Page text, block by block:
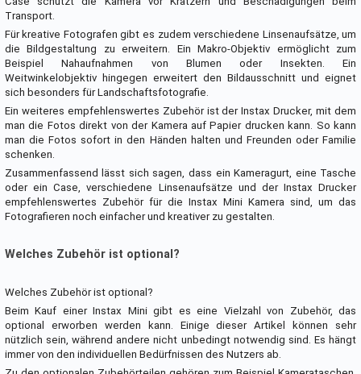
Transport.
Für kreative Fotografen gibt es zudem verschiedene Linsenaufsätze, um
die Bildgestaltung zu erweitern. Ein Makro-Objektiv ermöglicht zum
Beispiel Nahaufnahmen von Blumen oder Insekten. Ein
Weitwinkelobjektiv hingegen erweitert den Bildausschnitt und eignet
sich besonders für Landschaftsfotografie.
Ein weiteres empfehlenswertes Zubehör ist der Instax Drucker, mit dem
man die Fotos direkt von der Kamera auf Papier drucken kann. So kann
man die Fotos sofort in den Händen halten und Freunden oder Familie
schenken.
Zusammenfassend lässt sich sagen, dass ein Kameragurt, eine Tasche
oder ein Case, verschiedene Linsenaufsätze und der Instax Drucker
empfehlenswertes Zubehör für die Instax Mini Kamera sind, um das
Fotografieren noch einfacher und kreativer zu gestalten.
Welches Zubehör ist optional?
Welches Zubehör ist optional?
Beim Kauf einer Instax Mini gibt es eine Vielzahl von Zubehör, das
optional erworben werden kann. Einige dieser Artikel können sehr
nützlich sein, während andere nicht unbedingt notwendig sind. Es hängt
immer von den individuellen Bedürfnissen des Nutzers ab.